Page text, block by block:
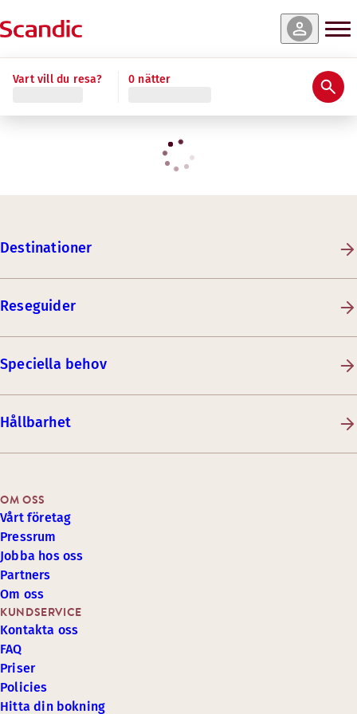
Vart vill du resa? 0 nätter
Destinationer
Reseguider
Speciella behov
Hållbarhet
KUNDSERVICE
Kontakta oss
FAQ
Priser
Policies
Hitta din bokning
OM OSS
Vårt företag
Pressrum
Jobba hos oss
Partners
Om oss